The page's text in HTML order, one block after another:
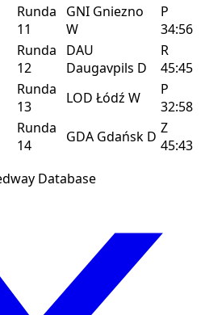
Runda
11
GNI Gniezno
W
P
34:56
Runda
12
DAU
Daugavpils D
R
45:45
Runda
13
LOD Łódź W
P
32:58
Runda
14
GDA Gdańsk D Z
45:43
Database